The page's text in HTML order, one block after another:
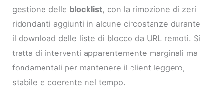
gestione delle blocklist, con la rimozione di zeri
ridondanti aggiunti in alcune circostanze durante
il download delle liste di blocco da URL remoti. Si
tratta di interventi apparentemente marginali ma
fondamentali per mantenere il client leggero,
stabile e coerente nel tempo.